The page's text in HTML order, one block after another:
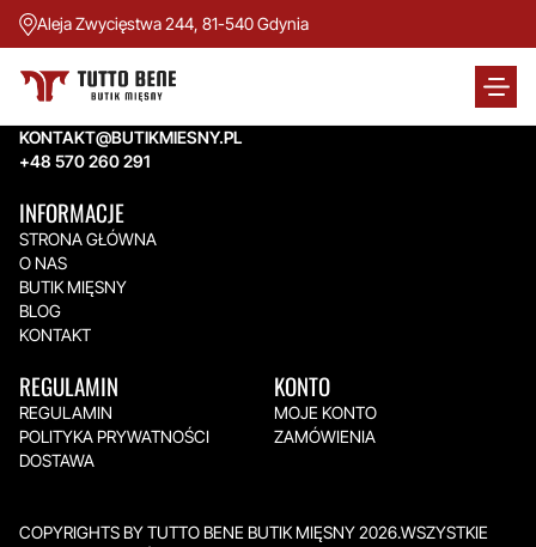
Aleja Zwycięstwa 244, 81-540 Gdynia
TUTTO BENE BUTIK MIĘSNY
Aleja Zwycięstwa 244,
KONTAKT@BUTIKMIESNY.PL
+48 570 260 291
INFORMACJE
STRONA GŁÓWNA
O NAS
BUTIK MIĘSNY
BLOG
KONTAKT
REGULAMIN
REGULAMIN
POLITYKA PRYWATNOŚCI
DOSTAWA
KONTO
MOJE KONTO
ZAMÓWIENIA
COPYRIGHTS BY TUTTO BENE BUTIK MIĘSNY 2026.WSZYSTKIE